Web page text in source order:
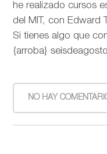
he realizado cursos
del MIT, con Edward
Si tienes algo que
{arroba}
NO HAY